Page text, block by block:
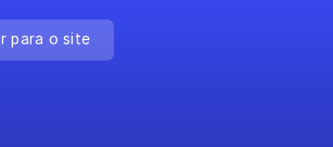
Ir para o site